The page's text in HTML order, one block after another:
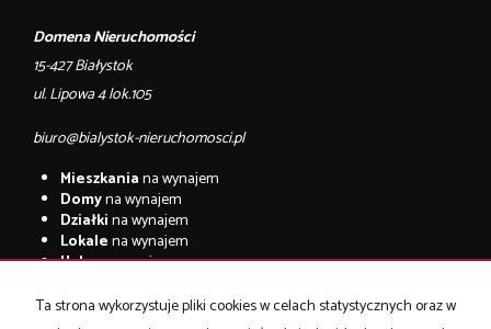
Domena Nieruchomości
15-427 Białystok
ul. Lipowa 4 lok.105
biuro@bialystok-nieruchomosci.pl
Mieszkaniana wynajem
Domyna wynajem
Działkina wynajem
Lokalena wynajem
Halena wynajem
Mieszkania
na sprzedaż
Ta strona wykorzystuje pliki cookies w celach statystycznych oraz w